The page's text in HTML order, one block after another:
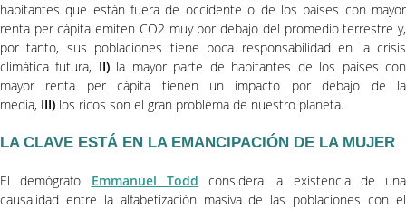
habitantes que están fuera de occidente o de los países con mayor
renta per cápita emiten CO2 muy por debajo del promedio terrestre y,
por tanto, sus poblaciones tiene poca responsabilidad en la crisis
climática futura, II)la mayor parte de habitantes de los países con
mayor renta per cápita tienen un impacto por debajo de la
media, III) los ricos son el gran problema de nuestro planeta.
LA CLAVE ESTÁ EN LA EMANCIPACIÓN DE LA MUJER
El demógrafo Emmanuel Todd
considera la existencia de una
causalidad entre la alfabetización masiva de las poblaciones con el